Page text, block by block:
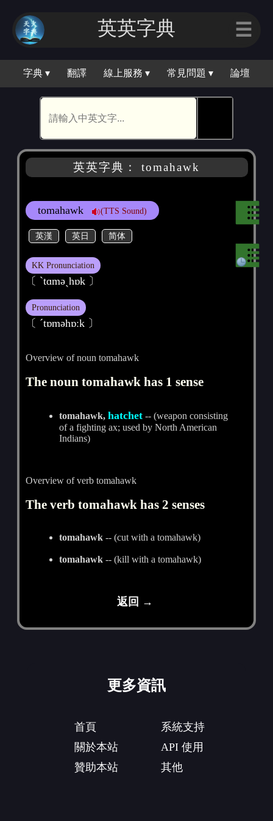
英英字典 ☰
字典 ▾ 翻譯 線上服務 ▾ 常見問題 ▾ 論壇
英英字典： tomahawk
tomahawk (TTS Sound)
英漢 英日 简体
KK Pronunciation
〔 ˋtɑmәˏhɒk 〕
Pronunciation
〔 ˊtɒmәhɒːk 〕
Overview of noun tomahawk
The noun tomahawk has 1 sense
tomahawk,hatchet -- (weapon consisting
of a fighting ax; used by North American
Indians)
Overview of verb tomahawk
The verb tomahawk has 2 senses
tomahawk -- (cut with a tomahawk)
tomahawk -- (kill with a tomahawk)
返回 →
更多資訊
首頁
關於本站
贊助本站
系統支持
API 使用
其他